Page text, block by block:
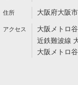
大阪府大阪
大阪メトロ
近鉄難波線
大阪メトロ